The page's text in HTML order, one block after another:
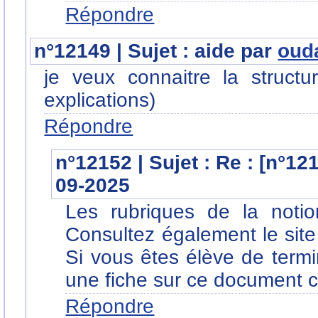
Répondre
n°12149 | Sujet : aide par
je veux connaitre la
explications)
Répondre
n°12152 | Sujet : Re :
09-2025
Les rubriques de la
Consultez également le
Si vous êtes élève de
une fiche sur ce document
Répondre